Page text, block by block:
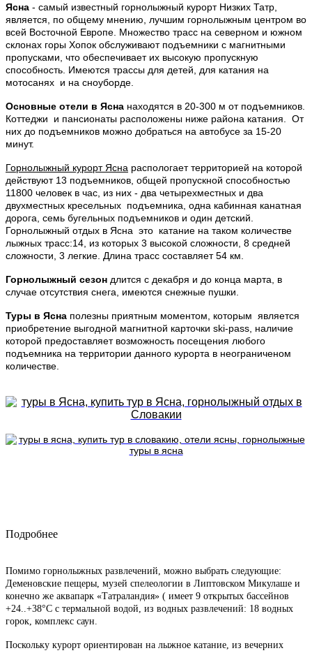
Ясна - самый известный горнолыжный курорт Низких Татр,
является, по общему мнению, лучшим горнолыжным центром во
всей Восточной Европе. Множество трасс на северном и южном
склонах горы Хопок обслуживают подъемники с магнитными
пропусками, что обеспечивает их высокую пропускную
способность. Имеются трассы для детей, для катания на
мотосанях и на сноуборде.
Основные отели в Ясна находятся в 20-300 м от подъемников.
Коттеджи и пансионаты расположены ниже района катания. От
них до подъемников можно добраться на автобусе за 15-20
минут.
Горнолыжный курорт Ясна распологает территорией на которой
действуют 13 подъемников, общей пропускной способностью
11800 человек в час, из них - два четырехместных и два
двухместных кресельных подъемника, одна кабинная канатная
дорога, семь бугельных подъемников и один детский.
Горнолыжный отдых в Ясна это катание на таком количестве
лыжных трасс:14, из которых 3 высокой сложности, 8 средней
сложности, 3 легкие. Длина трасс составляет 54 км.
Горнолыжный сезон длится с декабря и до конца марта, в
случае отсутствия снега, имеются снежные пушки.
Туры в Ясна полезны приятным моментом, которым является
приобретение выгодной магнитной карточки ski-pass, наличие
которой предоставляет возможность посещения любого
подъемника на территории данного курорта в неограниченом
количестве.
Подробнее
Помимо горнолыжных развлечений, можно выбрать следующие:
Деменовские пещеры, музей спелеологии в Липтовском Микулаше и
конечно же аквапарк «Татраландия» ( имеет 9 открытых бассейнов
+24..+38°C с термальной водой, из водных развлечений: 18 водных
горок, комплекс саун.
Поскольку курорт ориентирован на лыжное катание, из вечерних